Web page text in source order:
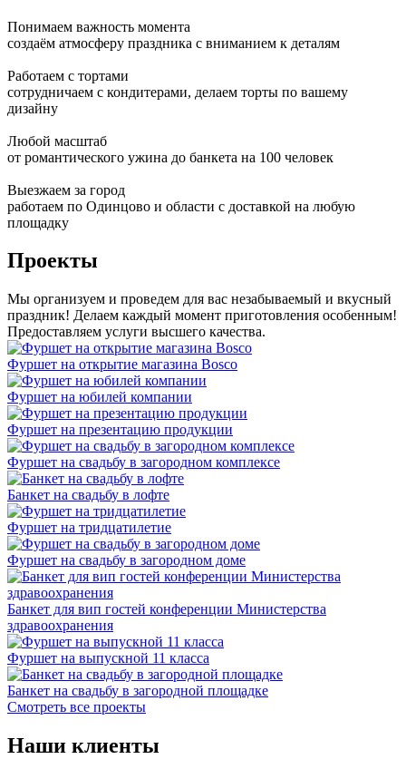
Понимаем важность момента
создаём атмосферу праздника с вниманием к деталям
Работаем с тортами
сотрудничаем с кондитерами, делаем торты по вашему
дизайну
Любой масштаб
от романтического ужина до банкета на 100 человек
Выезжаем за город
работаем по Одинцово и области с доставкой на любую
площадку
Проекты
Мы организуем и проведем для вас незабываемый и вкусный
праздник! Делаем каждый момент приготовления особенным!
Предоставляем услуги высшего качества.
Фуршет на открытие магазина Bosco
Фуршет на юбилей компании
Фуршет на презентацию продукции
Фуршет на свадьбу в загородном комплексе
Банкет на свадьбу в лофте
Фуршет на тридцатилетие
Фуршет на свадьбу в загородном доме
Банкет для вип гостей конференции Министерства
здравоохранения
Фуршет на выпускной 11 класса
Банкет на свадьбу в загородной площадке
Смотреть все проекты
Наши клиенты